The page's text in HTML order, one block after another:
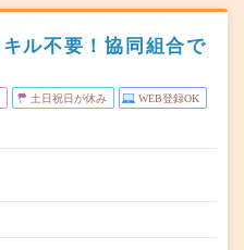
ル不要！協同組合で
土日祝日が休み WEB登録OK